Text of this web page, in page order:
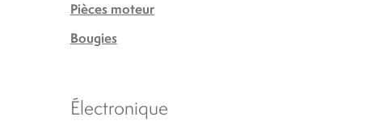
Pièces moteur
Bougies
Électronique